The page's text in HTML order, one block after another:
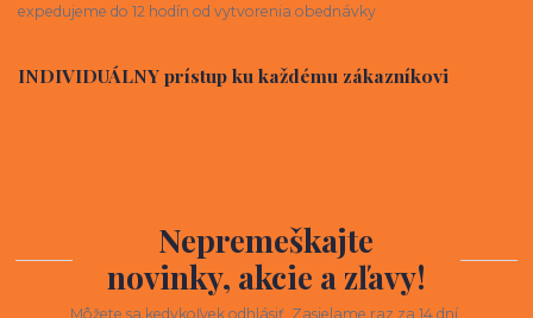
expedujeme do 12 hodín od vytvorenia obednávky
INDIVIDUÁLNY prístup ku každému zákazníkovi
Nepremeškajte
novinky, akcie a zľavy!
Môžete sa kedykoľvek odhlásiť. Zasielame raz za 14 dní.